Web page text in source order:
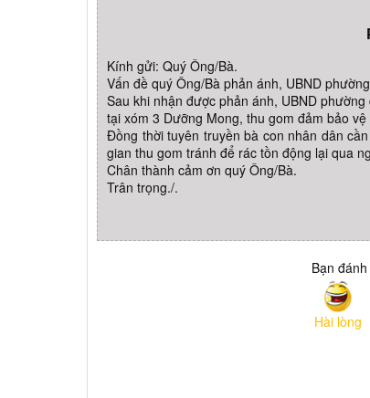
Kính gửi: Quý Ông/Bà.
Vấn đề quý Ông/Bà phản ánh, UBND
Sau khi nhận được phản ánh, UBND
tại xóm 3 Dưỡng Mong, thu gom đảm bảo
Đồng thời tuyên truyền bà con nhân dân
gian thu gom tránh để rác tồn động lại qua
Chân thành cảm ơn quý Ông/Bà.
Trân trọng./.
Bạn
Hài lòng